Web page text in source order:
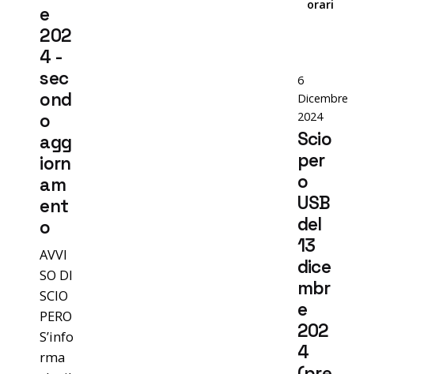
orari
e
202
4 -
sec
ond
o
agg
iorn
am
ent
o
AVVI
SO DI
SCIO
PERO
S’info
rma
6
Dicembre
2024
Scio
per
o
USB
del
13
dice
mbr
e
202
4